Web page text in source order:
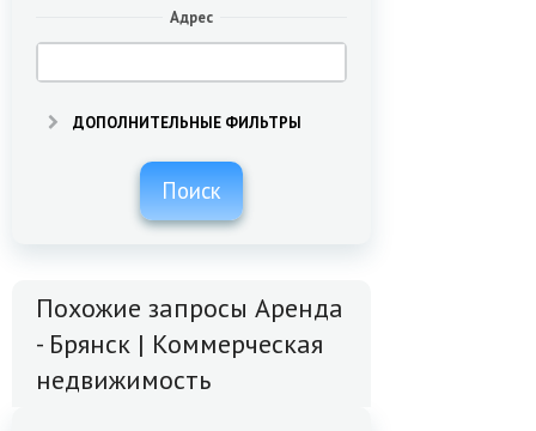
Адрес
ДОПОЛНИТЕЛЬНЫЕ ФИЛЬТРЫ
Поиск
Похожие запросы Аренда
- Брянск | Коммерческая
недвижимость